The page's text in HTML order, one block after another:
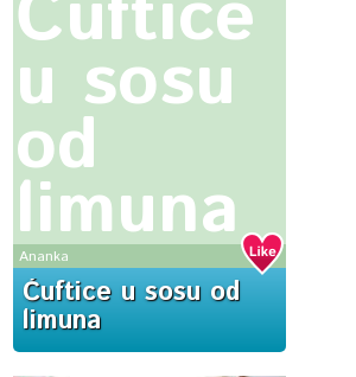
u sosu
od
limuna
Ananka
Ćuftice u sosu od
limuna